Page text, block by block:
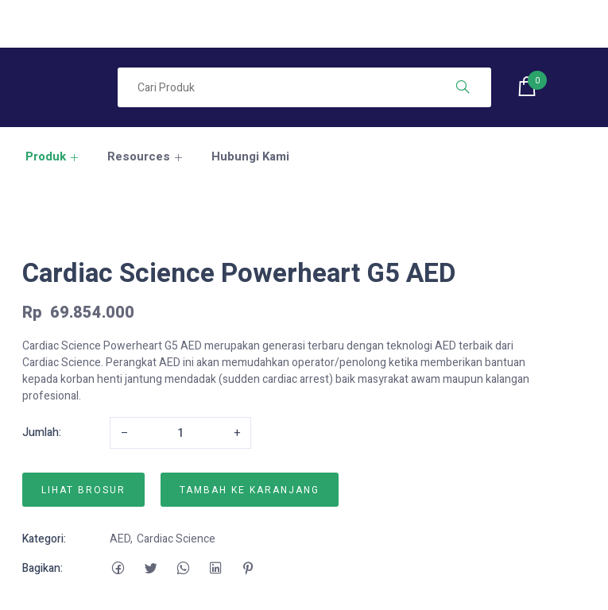
0
Produk Resources Hubungi Kami
Cardiac Science Powerheart G5 AED
Rp 69.854.000
Cardiac Science Powerheart G5 AED merupakan generasi terbaru dengan teknologi AED terbaik dari
Cardiac Science. Perangkat AED ini akan memudahkan operator/penolong ketika memberikan bantuan
kepada korban henti jantung mendadak (sudden cardiac arrest) baik masyrakat awam maupun kalangan
profesional.
Jumlah: – +
LIHAT BROSUR TAMBAH KE KARANJANG
Kategori: AED Cardiac Science
Bagikan: